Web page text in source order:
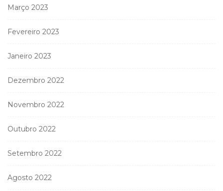
Março 2023
Fevereiro 2023
Janeiro 2023
Dezembro 2022
Novembro 2022
Outubro 2022
Setembro 2022
Agosto 2022